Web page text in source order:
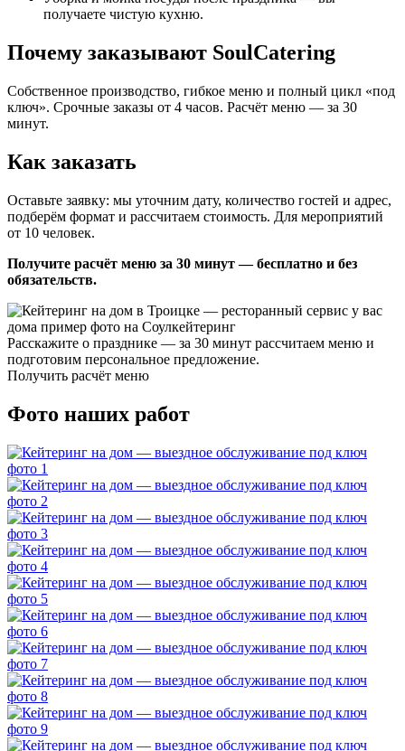
получаете чистую кухню.
Почему заказывают SoulCatering
Собственное производство, гибкое меню и полный цикл «под
ключ». Срочные заказы от 4 часов. Расчёт меню — за 30
минут.
Как заказать
Оставьте заявку: мы уточним дату, количество гостей и адрес,
подберём формат и рассчитаем стоимость. Для мероприятий
от 10 человек.
Получите расчёт меню за 30 минут — бесплатно и без
обязательств.
Расскажите о празднике — за 30 минут рассчитаем меню и
подготовим персональное предложение.
Получить расчёт меню
Фото наших работ